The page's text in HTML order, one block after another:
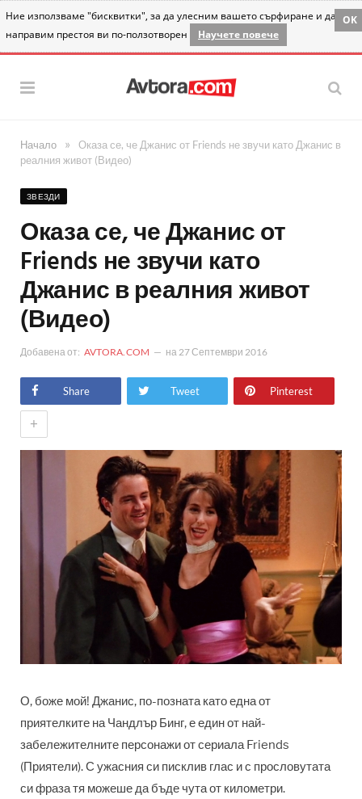
Ние използваме "бисквитки", за да улесним вашето сърфиране и да
направим престоя ви по-ползотворен
Научете повече
OK
Начало »
Оказа се, че Джанис от Friends не звучи като Джанис в
реалния живот (Видео)
ЗВЕЗДИ
Оказа се, че Джанис от
Friends не звучи като
Джанис в реалния живот
(Видео)
Добавена от: AVTORA.COM на 27 Септември 2016
Share Tweet Pinterest
+
О, боже мой! Джанис, по-позната като една от
приятелките на Чандлър Бинг, е един от най-
забележителните персонажи от сериала Friends
(Приятели). С ужасния си писклив глас и с прословутата
си фраза тя можеше да бъде чута от километри.